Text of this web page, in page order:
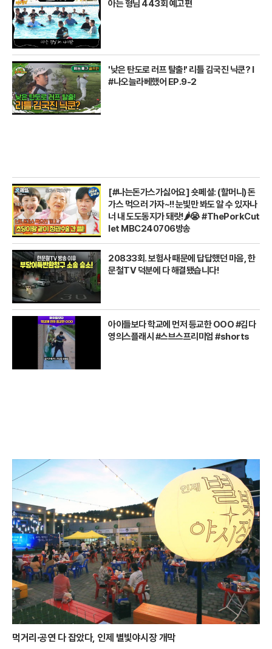
아는 형님 443회 예고편
'낮은 탄도로 러프 탈출!' 리틀 김국진 닉쿤? I
#나오늘라베했어 EP.9-2
[#나는돈가스가싫어요] 숏페셜: (할머니) 돈
가스 먹으러 가자~!! 눈빛만 봐도 알 수 있자나
너 내 도도동지가 돼랏!🌶️😭 #ThePorkCut
let MBC240706방송
20833회. 보험사 때문에 답답했던 마음, 한
문철TV 덕분에 다 해결됐습니다!
아이들보다 학교에 먼저 등교한 OOO #김다
영의스플래시 #스브스프리미엄 #shorts
먹거리·공연 다 잡았다, 인제 별빛야시장 개막